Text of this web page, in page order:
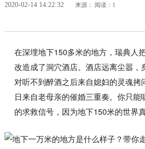
2020-02-14 14:22:32 来源： 阅读：1
在深埋地下150多米的地方，瑞典人
改造成了洞穴酒店。酒店远离尘嚣，
对听不到醉酒之后来自媳妇的灵魂拷
日来自老母亲的催婚三重奏。你只能
的求救信号，因为地下150米的世界真